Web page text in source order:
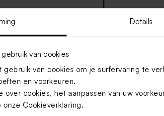
Details
van cookies
gebruik van cookies om je surfervaring te
en voorkeuren.
over cookies, het aanpassen van uw
onze Cookieverklaring.